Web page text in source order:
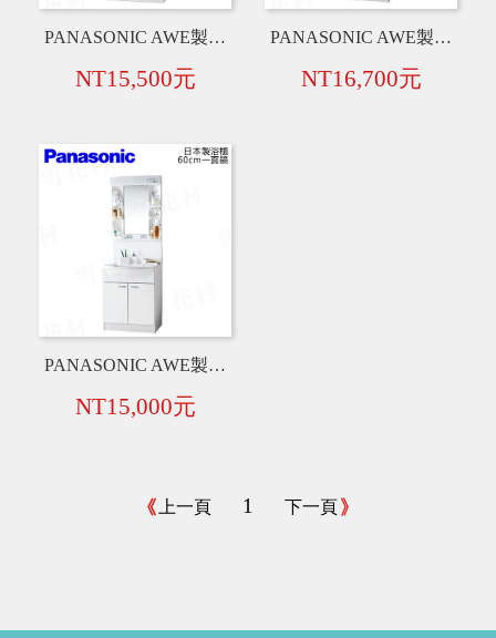
PANASONIC AWE製 MX系列 日本製 75cm 一面鏡+衛浴臉盆+水龍頭+浴櫃【白】
NT15,500元
PANASONIC AWE製 MX系列 日本製 75cm 三面鏡+衛浴臉盆+水龍頭+浴櫃【白】
NT16,700元
PANASONIC AWE製 MX系列 日本製 60cm 一面鏡+衛浴臉盆+水龍頭+浴櫃【白】
NT15,000元
上一頁 1 下一頁